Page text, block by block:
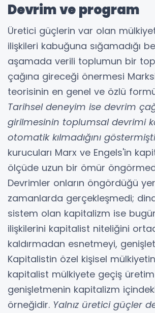
Devrim ve program
Üretici güçlerin var olan
ilişkileri kabuğuna sığamadığı
aşamada verili toplumun bir
çağına gireceği önermesi
teorisinin en genel ve özlü
Tarihsel deneyim ise devrim
girilmesinin toplumsal devrimi
otomatik kılmadığını
kurucuları Marx ve Engels'in
ölçüde uzun bir ömür
Devrimler onların öngördüğü
zamanlarda gerçekleşmedi;
sistem olan kapitalizm ise
ilişkilerini kapitalist niteliğini
kaldırmadan esnetmeyi,
Kapitalistin özel kişisel
kapitalist mülkiyete geçiş üretim
genişletmenin kapitalizm
örneğidir. Yalnız üretici güçler